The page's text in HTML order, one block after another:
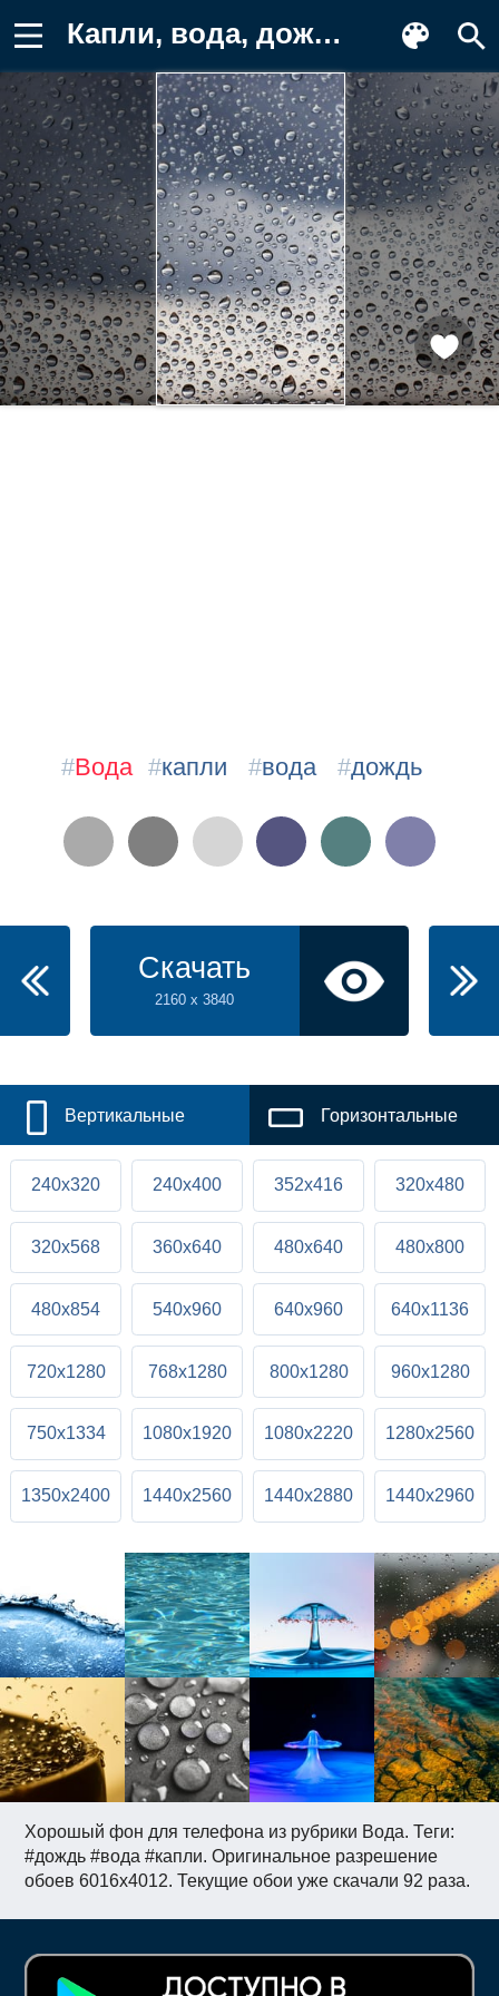
Капли, вода, дождь Фон для телефона
Хорошый фон для телефона из рубрики Вода. Теги:
#дождь #вода #капли. Оригинальное разрешение
обоев 6016x4012. Текущие обои уже скачали 92 раза.
#Вода #капли #вода #дождь
Скачать
2160 x 3840
Вертикальные Горизонтальные
240x320 240x400 352x416 320x480
320x568 360x640 480x640 480x800
480x854 540x960 640x960 640x1136
720x1280 768x1280 800x1280 960x1280
750x1334 1080x1920 1080x2220 1280x2560
1350x2400 1440x2560 1440x2880 1440x2960